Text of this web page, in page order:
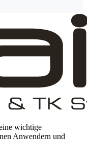
wichtige
Anwendern und